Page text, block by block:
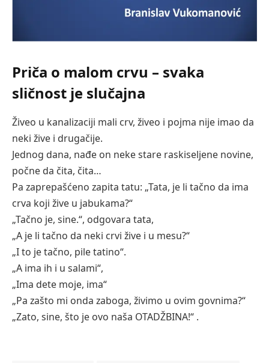
Priča o malom crvu – svaka
sličnost je slučajna
Živeo u kanalizaciji mali crv, živeo i pojma nije imao da
neki žive i drugačije.
Jednog dana, nađe on neke stare raskiseljene novine,
počne da čita, čita…
Pa zaprepašćeno zapita tatu: „Tata, je li tačno da ima
crva koji žive u jabukama?“
„Tačno je, sine.“, odgovara tata,
„A je li tačno da neki crvi žive i u mesu?“
„I to je tačno, pile tatino“.
„A ima ih i u salami“,
„Ima dete moje, ima“
„Pa zašto mi onda zaboga, živimo u ovim govnima?“
„Zato, sine, što je ovo naša OTADŽBINA!“ .